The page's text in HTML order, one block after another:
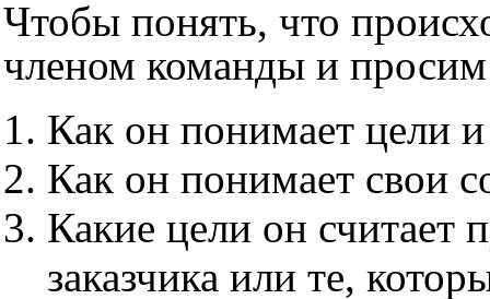
Чтобы понять, что
членом команды и
Как он понимает цели и
Как он понимает свои
Какие цели он считает
заказчика или те,